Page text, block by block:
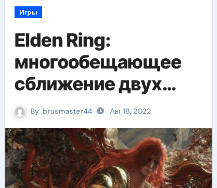
Игры
Elden Ring:
многообещающее
сближение двух
гигантов
By brusmaster44 Авг 18, 2022